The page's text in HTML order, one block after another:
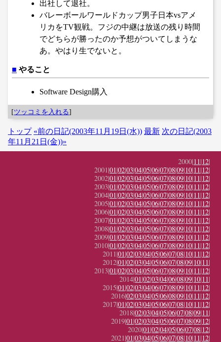
出社して退社。
バレーボールワールドカップ男子日本vsアメ
リカをTV観戦。フジの中継は放送の残り時間
でどちらが勝ったのか予想がついてしまうな
あ。やはり生でないと。
■ やること
Software Design購入
[ツッコミを入れる]
トップ «前の日記(2003年11月19日(水)) 最新 次の日記(2003
年11月21日(金))»
2000|11|12|
2001|01|02|03|04|05|06|07|08|09|10|11|12|
2002|01|02|03|04|05|06|07|08|09|10|11|12|
2003|01|02|03|04|05|06|07|08|09|10|11|12|
2004|01|02|03|04|05|06|07|08|09|10|11|12|
2005|01|02|03|04|05|06|07|08|09|10|11|12|
2006|01|02|03|04|05|06|07|08|09|10|11|12|
2007|01|02|03|04|05|06|07|08|09|10|11|12|
2008|01|02|03|04|05|06|07|08|09|10|11|12|
2009|01|02|03|04|05|06|07|08|09|10|11|12|
2010|01|02|03|04|05|06|07|08|09|10|11|12|
2011|01|02|03|04|05|06|07|08|10|11|12|
2012|01|02|03|04|05|06|07|08|09|10|11|
2013|01|02|03|04|05|06|07|08|09|10|11|12|
2014|01|02|03|04|06|08|09|10|11|
2015|01|02|03|04|06|07|08|09|10|11|12|
2016|02|03|04|05|06|08|09|10|11|12|
2017|01|02|03|04|05|06|07|08|10|11|12|
2018|02|03|04|05|06|07|08|09|11|
2019|01|02|03|04|05|06|07|08|09|12|
2020|01|02|04|05|06|07|08|12|
2021|01|03|04|05|06|07|08|10|11|12|